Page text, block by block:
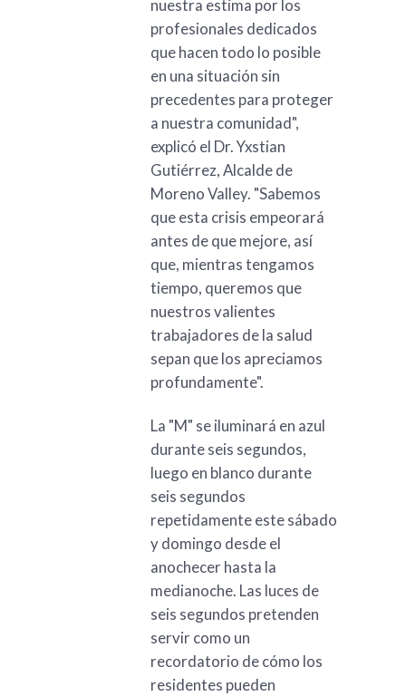
nuestra estima por los
profesionales dedicados
que hacen todo lo posible
en una situación sin
precedentes para proteger
a nuestra comunidad",
explicó el Dr. Yxstian
Gutiérrez, Alcalde de
Moreno Valley. "Sabemos
que esta crisis empeorará
antes de que mejore, así
que, mientras tengamos
tiempo, queremos que
nuestros valientes
trabajadores de la salud
sepan que los apreciamos
profundamente".
La "M" se iluminará en azul
durante seis segundos,
luego en blanco durante
seis segundos
repetidamente este sábado
y domingo desde el
anochecer hasta la
medianoche. Las luces de
seis segundos pretenden
servir como un
recordatorio de cómo los
residentes pueden